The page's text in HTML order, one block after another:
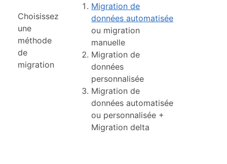
Choisissez
une
méthode
de
migration
Migration de
données automatisée
ou migration
manuelle
Migration de
données
personnalisée
Migration de
données automatisée
ou personnalisée +
Migration delta